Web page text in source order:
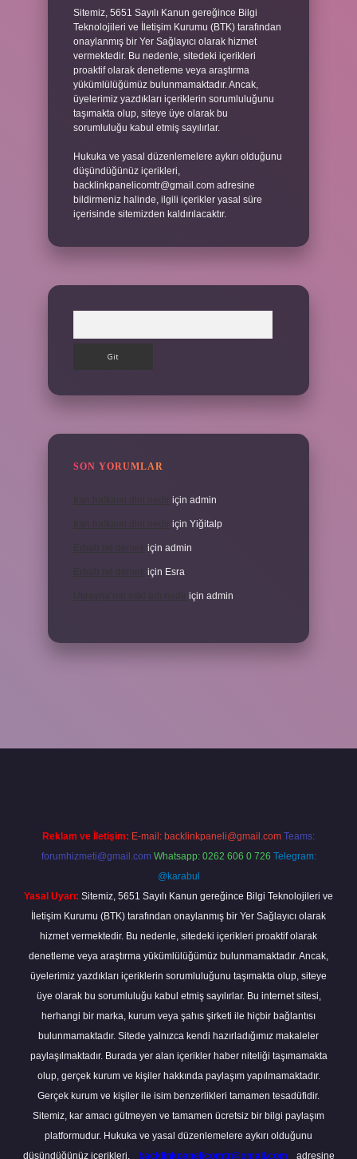
Sitemiz, 5651 Sayılı Kanun gereğince Bilgi
Teknolojileri ve İletişim Kurumu (BTK) tarafından
onaylanmış bir Yer Sağlayıcı olarak hizmet
vermektedir. Bu nedenle, sitedeki içerikleri
proaktif olarak denetleme veya araştırma
yükümlülüğümüz bulunmamaktadır. Ancak,
üyelerimiz yazdıkları içeriklerin sorumluluğunu
taşımakta olup, siteye üye olarak bu
sorumluluğu kabul etmiş sayılırlar.
Hukuka ve yasal düzenlemelere aykırı olduğunu
düşündüğünüz içerikleri,
backlinkpanelicomtr@gmail.com adresine
bildirmeniz halinde, ilgili içerikler yasal süre
içerisinde sitemizden kaldırılacaktır.
SON YORUMLAR
için admin
için Yiğitalp
için admin
için Esra
için admin
Reklam ve İletişim: E-mail: backlinkpaneli@gmail.com Teams:
forumhizmeti@gmail.com Whatsapp: 0262 606 0 726 Telegram:
@karabul
Yasal Uyarı: Sitemiz, 5651 Sayılı Kanun gereğince Bilgi Teknolojileri ve
İletişim Kurumu (BTK) tarafından onaylanmış bir Yer Sağlayıcı olarak
hizmet vermektedir. Bu nedenle, sitedeki içerikleri proaktif olarak
denetleme veya araştırma yükümlülüğümüz bulunmamaktadır. Ancak,
üyelerimiz yazdıkları içeriklerin sorumluluğunu taşımakta olup, siteye
üye olarak bu sorumluluğu kabul etmiş sayılırlar. Bu internet sitesi,
herhangi bir marka, kurum veya şahıs şirketi ile hiçbir bağlantısı
bulunmamaktadır. Sitede yalnızca kendi hazırladığımız makaleler
paylaşılmaktadır. Burada yer alan içerikler haber niteliği taşımamakta
olup, gerçek kurum ve kişiler hakkında paylaşım yapılmamaktadır.
Gerçek kurum ve kişiler ile isim benzerlikleri tamamen tesadüfidir.
Sitemiz, kar amacı gütmeyen ve tamamen ücretsiz bir bilgi paylaşım
platformudur. Hukuka ve yasal düzenlemelere aykırı olduğunu
düşündüğünüz içerikleri,
backlinkpanelicomtr@gmail.com adresine